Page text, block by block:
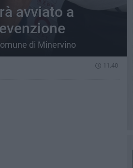
avviato a
di Minervino
11.40